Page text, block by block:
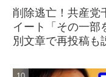
削除逃亡！共産党
イート「その一
別文章で再投稿も